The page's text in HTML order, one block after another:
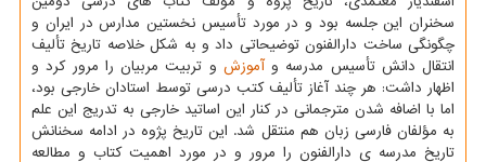
سخنران این جلسه بود و در مورد تأسیس نخستین مدارس در ایران و
چگونگی ساخت دارالفنون توضیحاتی داد و به شكل خلاصه تاریخ تألیف
انتقال دانش تأسیس مدرسه وآموزش و تربیت مربیان را مرور كرد و
اظهار داشت: هر چند آغاز تألیف كتب درسی توسط استادان خارجی بود،
اما با اضافه شدن مترجمانی در كنار این اساتید خارجی به تدریج این علم
به مؤلفان فارسی زبان هم منتقل شد. این تاریخ پژوه در ادامه سخنانش
تاریخ مدرسه ی دارالفنون را مرور و در مورد اهمیت كتاب و مطالعه